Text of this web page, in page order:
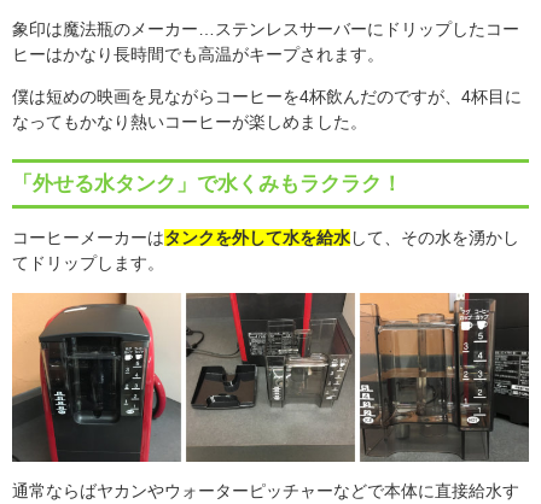
象印は魔法瓶のメーカー
ステンレスサーバーにドリップしたコー
ヒーはかなり長時間でも高温がキープされます。
僕は短めの映画を見ながらコーヒーを4杯飲んだのですが、 4杯目に
なってもかなり熱いコーヒーが楽しめました。
「外せる水タンク」で水くみもラクラク！
コーヒーメーカーはタンクを外して水を給水 して、その水を湧かし
てドリップします。
通常ならばヤカンやウォーターピッチャーなどで本体に直接給水す